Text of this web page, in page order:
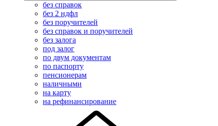
без справок
без 2 ндфл
без поручителей
без справок и поручителей
без залога
под залог
по двум документам
по паспорту
пенсионерам
наличными
на карту
на рефинансирование